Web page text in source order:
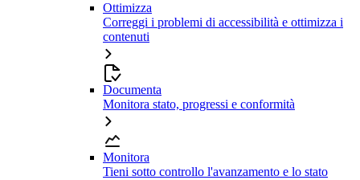
Ottimizza
Correggi i problemi di accessibilità e ottimizza i
contenuti
Documenta
Monitora stato, progressi e conformità
Monitora
Tieni sotto controllo l'avanzamento e lo stato